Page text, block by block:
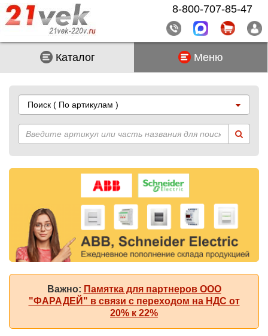
Каталог Меню
Поиск ( По артикулам )
Важно: Памятка для партнеров ООО
"ФАРАДЕЙ" в связи с переходом на НДС от
20% к 22%
8-800-707-85-47